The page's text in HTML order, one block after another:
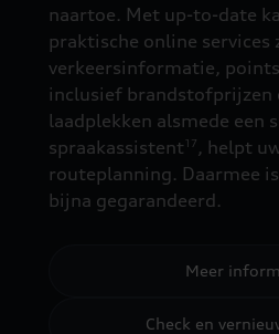
naartoe. Met up-to-date
praktische online services
verkeersinformatie,
inclusief brandstofprijzen
laadplekken alsmede een
spraakassistent 17 , helpt
routeplanning. Daarmee
bijna gegarandeerd.
Meer
Check en